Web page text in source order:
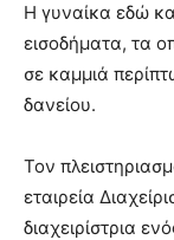
Η γυναίκα εδώ
εισοδήματα, τα
σε καμμιά
δανείου.
Τον
εταιρεία
διαχειρίστρια